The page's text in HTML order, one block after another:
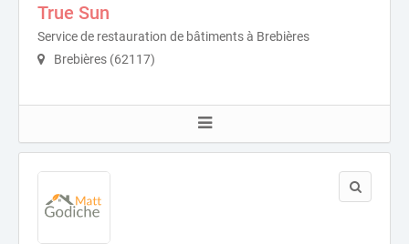
True Sun
Service de restauration de bâtiments à Brebières
Brebières (62117)